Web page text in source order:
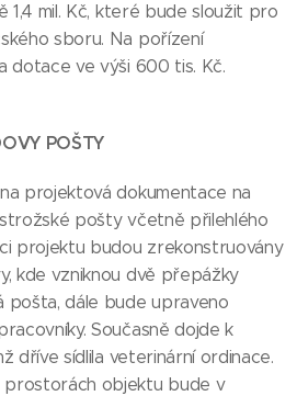
1,4 mil. Kč, které bude sloužit pro
sboru. Na pořízení
dotace ve výši 600 tis. Kč.
POŠTY
projektová dokumentace na
pošty včetně přilehlého
projektu budou zrekonstruovány
kde vzniknou dvě přepážky
pošta, dále bude upraveno
Současně dojde k
dříve sídlila veterinární ordinace.
prostorách objektu bude v